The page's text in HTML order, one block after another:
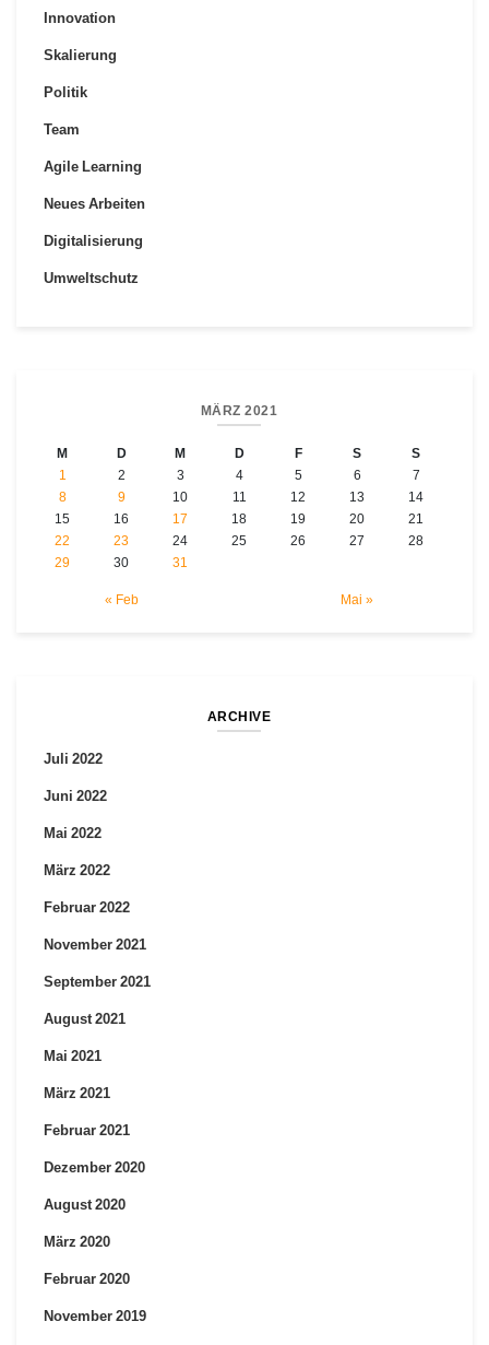
Innovation
Skalierung
Politik
Team
Agile Learning
Neues Arbeiten
Digitalisierung
Umweltschutz
MÄRZ 2021
M D M D F S S
« Feb Mai »
1 2 3 4 5 6
7
8
9 10 11 12 13
14
15
16 17 18 19 20
21
22
23 24 25 26 27
28
29
30 31
ARCHIVE
Juli 2022
Juni 2022
Mai 2022
März 2022
Februar 2022
November 2021
September 2021
August 2021
Mai 2021
März 2021
Februar 2021
Dezember 2020
August 2020
März 2020
Februar 2020
November 2019